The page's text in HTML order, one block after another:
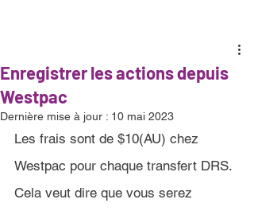
Enregistrer les actions depuis
Westpac
Dernière mise à jour : 10 mai 2023
Les frais sont de $10(AU) chez
Westpac pour chaque transfert DRS.
Cela veut dire que vous serez